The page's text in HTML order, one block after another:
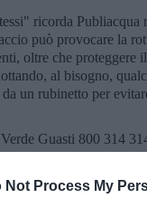
Not Process My
ricorda Publiacqua
può provocare la
oltre che proteggere
al bisogno,
un rubinetto per
Guasti 800 314
dello stesso
è fondamentale per